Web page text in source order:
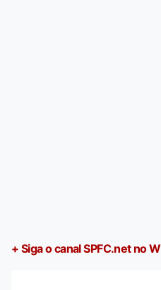
+ Siga o canal SPFC.net no